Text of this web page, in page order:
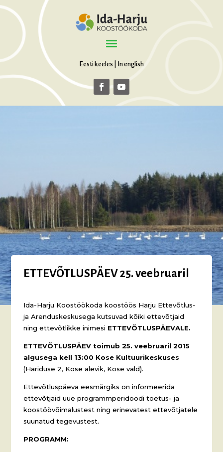
Eesti keeles In english
ETTEVÕTLUSPÄEV 25. veebruaril
Ida-Harju Koostöökoda koostöös Harju Ettevõtlus-
ja Arenduskeskusega kutsuvad kõiki ettevõtjaid
ning ettevõtlikke inimesi ETTEVÕTLUSPÄEVALE.
ETTEVÕTLUSPÄEV toimub 25. veebruaril 2015
algusega kell 13:00 Kose Kultuurikeskuses
(Hariduse 2, Kose alevik, Kose vald).
Ettevõtluspäeva eesmärgiks on informeerida
ettevõtjaid uue programmperidoodi toetus- ja
koostöövõimalustest ning erinevatest ettevõtjatele
suunatud tegevustest.
PROGRAMM: